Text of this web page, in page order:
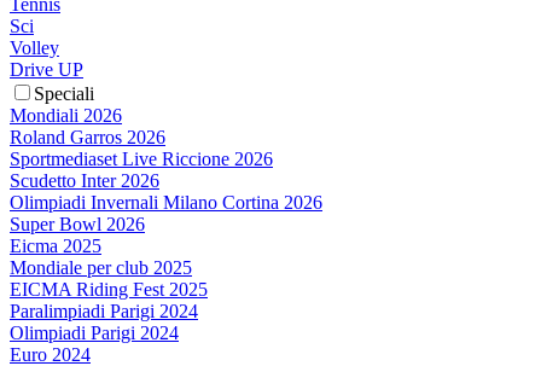
Sci
Volley
Drive UP
Speciali
Mondiali 2026
Roland Garros 2026
Sportmediaset Live Riccione 2026
Scudetto Inter 2026
Olimpiadi Invernali Milano Cortina 2026
Super Bowl 2026
Eicma 2025
Mondiale per club 2025
EICMA Riding Fest 2025
Paralimpiadi Parigi 2024
Olimpiadi Parigi 2024
Euro 2024